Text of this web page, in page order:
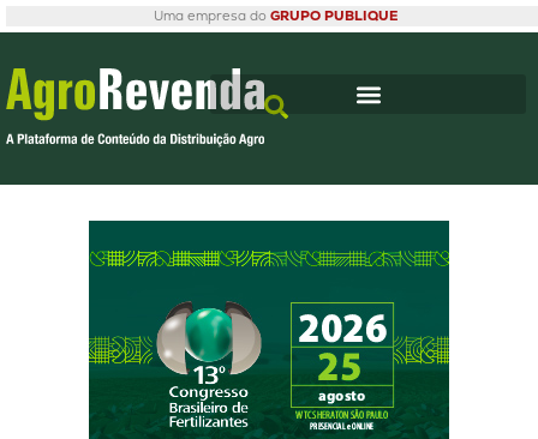
Uma empresa do GRUPO PUBLIQUE